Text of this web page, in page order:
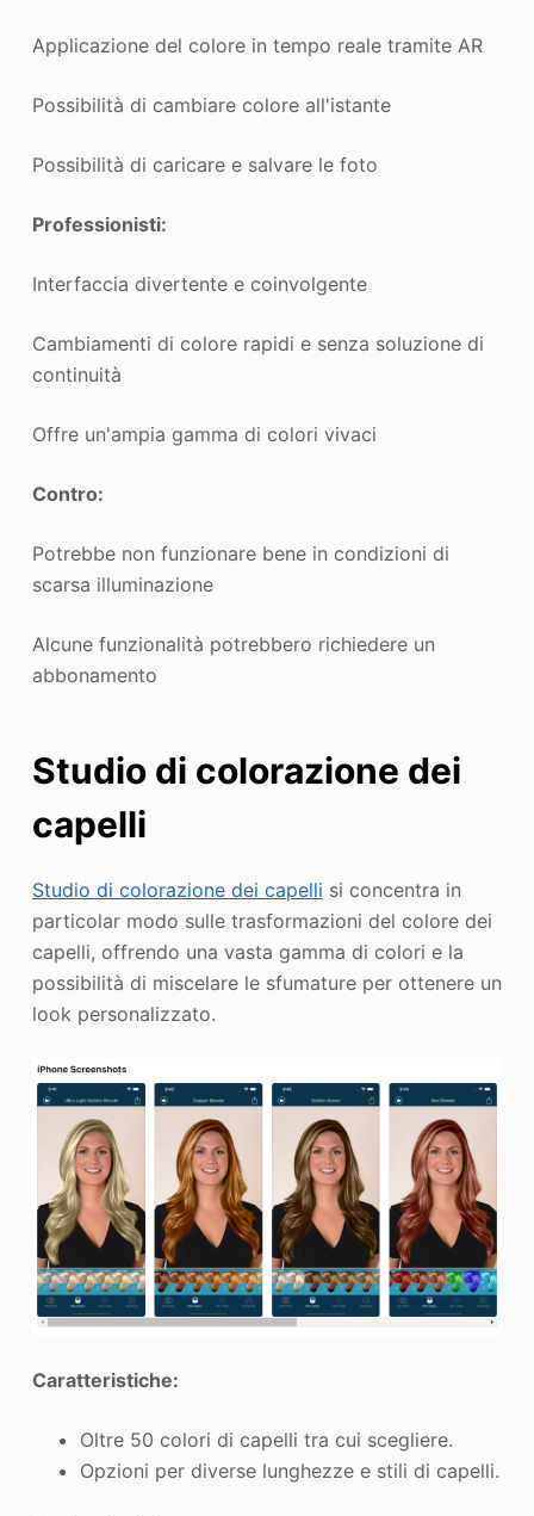
Applicazione del colore in tempo reale tramite AR
Possibilità di cambiare colore all'istante
Possibilità di caricare e salvare le foto
Professionisti:
Interfaccia divertente e coinvolgente
Cambiamenti di colore rapidi e senza soluzione di
continuità
Offre un'ampia gamma di colori vivaci
Contro:
Potrebbe non funzionare bene in condizioni di
scarsa illuminazione
Alcune funzionalità potrebbero richiedere un
abbonamento
Studio di colorazione dei
capelli
Studio di colorazione dei capelli si concentra in
particolar modo sulle trasformazioni del colore dei
capelli, offrendo una vasta gamma di colori e la
possibilità di miscelare le sfumature per ottenere un
look personalizzato.
Caratteristiche:
Oltre 50 colori di capelli tra cui scegliere.
Opzioni per diverse lunghezze e stili di capelli.